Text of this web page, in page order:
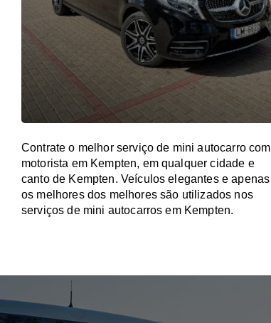
Contrate o melhor serviço de mini autocarro com
motorista em Kempten, em qualquer cidade e
canto de Kempten. Veículos elegantes e apenas
os melhores dos melhores são utilizados nos
serviços de mini autocarros em Kempten.